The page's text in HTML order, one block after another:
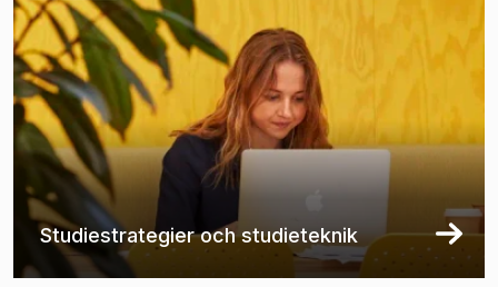
Studiestrategier och studieteknik